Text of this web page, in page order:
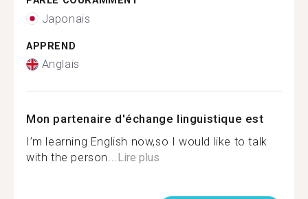
Japonais
APPREND
Anglais
Mon partenaire d'échange linguistique est
I’m learning English now,so I would like to talk
with the person...Lire plus